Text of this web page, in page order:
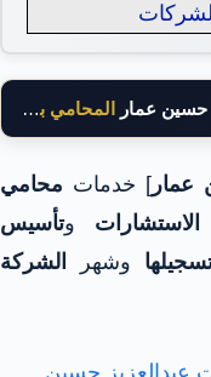
حسين عمار المحامي بالنقض
عمار ] خدمات محامي
الاستشارات وتأسيس
وشهر
الشركة